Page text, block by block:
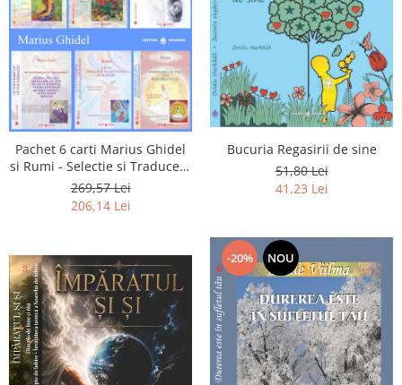
Pachet 6 carti Marius Ghidel
si Rumi - Selectie si Traducere
de Marius Ghidel
269,57 Lei
206,14 Lei
Bucuria Regasirii de sine
51,80 Lei
41,23 Lei
-20% NOU